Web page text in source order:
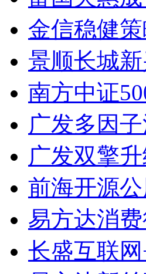
金信稳健
景顺长城
南方中证
广发多因
广发双擎
前海开源
易方达消
长盛互联